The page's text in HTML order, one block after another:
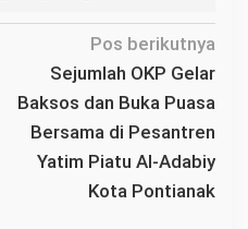
Pos berikutnya
Sejumlah OKP Gelar
Baksos dan Buka Puasa
Bersama di Pesantren
Yatim Piatu Al-Adabiy
Kota Pontianak